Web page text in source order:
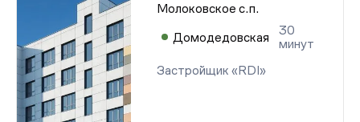
Молоковское с.п.
Домодедовская
30
минут
Застройщик «RDI»